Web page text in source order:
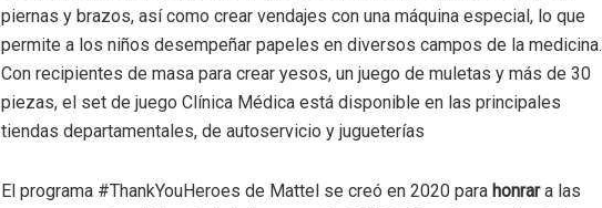
piernas y brazos, así como crear vendajes con una máquina especial, lo que
permite a los niños desempeñar papeles en diversos campos de la medicina.
Con recipientes de masa para crear yesos, un juego de muletas y más de 30
piezas, el set de juego Clínica Médica está disponible en las principales
tiendas departamentales, de autoservicio y jugueterías
El programa #ThankYouHeroes de Mattel se creó en 2020 para honrara las